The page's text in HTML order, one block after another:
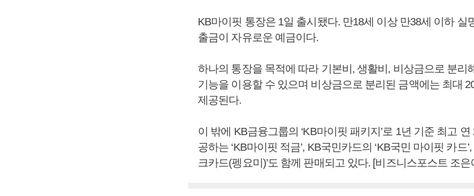
KB마이핏 통장은 1일 출시됐다. 만18세 이상 만38세 이하 실
출금이 자유로운 예금이다.
하나의 통장을 목적에 따라 기본비, 생활비, 비상금으로 분리
기능을 이용할 수 있으며 비상금으로 분리된 금액에는 최대
제공된다.
이 밖에 KB금융그룹의 ‘KB마이핏 패키지’로 1년 기준 최고
공하는 ‘KB마이핏 적금’, KB국민카드의 ‘KB국민 마이핏 카드
크카드(펭요미)’도 함께 판매되고 있다. [비즈니스포스트 조은